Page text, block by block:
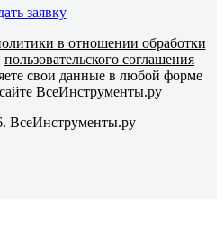
заявку
в отношении обработки
пользовательского соглашения
свои данные в любой форме
ВсеИнструменты.ру
ВсеИнструменты.ру